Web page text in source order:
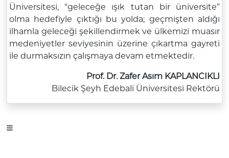
Üniversitesi, “geleceğe ışık tutan bir üniversite”
olma hedefiyle çıktığı bu yolda; geçmişten aldığı
ilhamla geleceği şekillendirmek ve ülkemizi muasır
medeniyetler seviyesinin üzerine çıkartma gayreti
ile durmaksızın çalışmaya devam etmektedir.
Prof. Dr. Zafer Asım KAPLANCIKLI
Bilecik Şeyh Edebali Üniversitesi Rektörü